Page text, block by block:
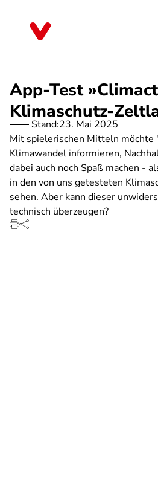
App-Test
Klimaschutz-
Stand:23. Mai 2025
Mit spielerischen Mitteln möchte
Klimawandel informieren,
dabei auch noch Spaß machen -
in den von uns getesteten
sehen. Aber kann dieser
technisch überzeugen?